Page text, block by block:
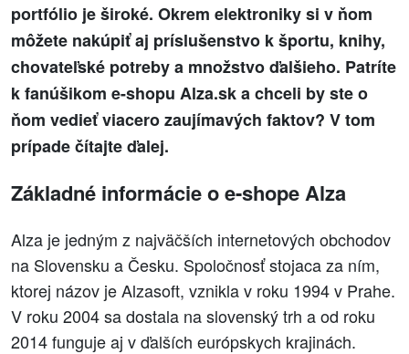
portfólio je široké. Okrem elektroniky si v ňom
môžete nakúpiť aj príslušenstvo k športu, knihy,
chovateľské potreby a množstvo ďalšieho. Patríte
k fanúšikom e-shopu Alza.sk a chceli by ste o
ňom vedieť viacero zaujímavých faktov? V tom
prípade čítajte ďalej.
Základné informácie o e-shope Alza
Alza je jedným z najväčších internetových obchodov
na Slovensku a Česku. Spoločnosť stojaca za ním,
ktorej názov je Alzasoft, vznikla v roku 1994 v Prahe.
V roku 2004 sa dostala na slovenský trh a od roku
2014 funguje aj v ďalších európskych krajinách.